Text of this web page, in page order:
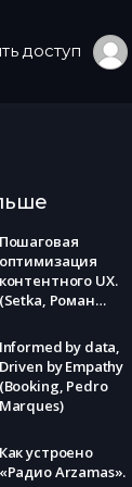
доступ
Пошаговая
оптимизация
контентного UX.
(Setka, Роман
Informed by data,
Driven by Empathy
(Booking, Pedro
Marques)
Как устроено
«Радио Arzamas».